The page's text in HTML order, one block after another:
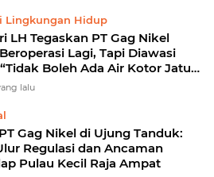
Lingkungan Hidup
LH Tegaskan PT Gag Nikel
Lagi, Tapi Diawasi
Boleh Ada Air Kotor Jatuh
lalu
Gag Nikel di Ujung Tanduk:
Regulasi dan Ancaman
Pulau Kecil Raja Ampat